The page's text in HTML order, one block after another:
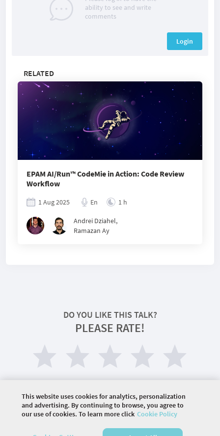
ability to see and write
comments
Login
RELATED
EPAM AI/Run™ CodeMie in Action: Code Review
Workflow
1 Aug 2025 En 1 h
Andrei Dziahel,
Ramazan Ay
DO YOU LIKE THIS TALK?
PLEASE RATE!
2026 COMMUNITY COMPANY. ALL RIGHTS
This website uses cookies for analytics, personalization
and advertising. By continuing to browse, you agree to
our use of cookies. To learn more click Cookie Policy